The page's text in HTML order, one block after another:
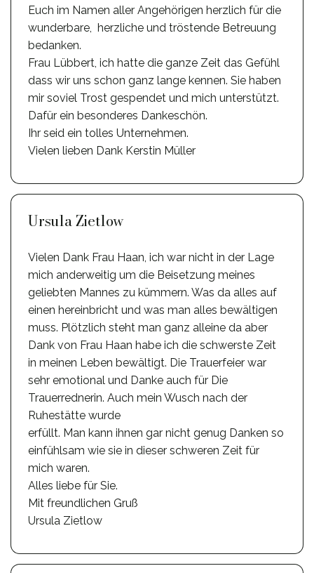
Euch im Namen aller Angehörigen herzlich für die
wunderbare, herzliche und tröstende Betreuung
bedanken.
Frau Lübbert, ich hatte die ganze Zeit das Gefühl
dass wir uns schon ganz lange kennen. Sie haben
mir soviel Trost gespendet und mich unterstützt.
Dafür ein besonderes Dankeschön.
Ihr seid ein tolles Unternehmen.
Vielen lieben Dank Kerstin Müller
Ursula Zietlow
Vielen Dank Frau Haan, ich war nicht in der Lage
mich anderweitig um die Beisetzung meines
geliebten Mannes zu kümmern. Was da alles auf
einen hereinbricht und was man alles bewältigen
muss. Plötzlich steht man ganz alleine da aber
Dank von Frau Haan habe ich die schwerste Zeit
in meinen Leben bewältigt. Die Trauerfeier war
sehr emotional und Danke auch für Die
Trauerrednerin. Auch mein Wusch nach der
Ruhestätte wurde
erfüllt. Man kann ihnen gar nicht genug Danken so
einfühlsam wie sie in dieser schweren Zeit für
mich waren.
Alles liebe für Sie.
Mit freundlichen Gruß
Ursula Zietlow